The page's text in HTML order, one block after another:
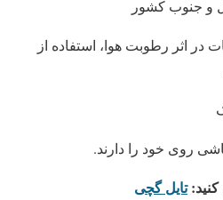
و جنوب کشور
در اثر رطوبت هوا، استفاده از
روی خود را دارند.
کنید:تایل گچی